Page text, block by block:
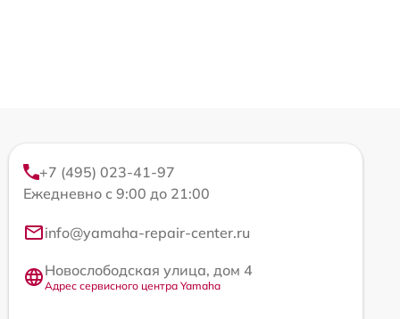
+7 (495) 023-41-97
Ежедневно с 9:00 до 21:00
info@yamaha-repair-center.ru
Новослободская улица, дом 4
Адрес сервисного центра Yamaha